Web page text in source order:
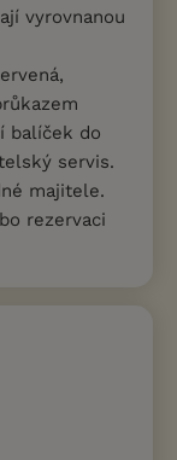
vyrovnanou
balíček do
servis.
majitele.
rezervaci